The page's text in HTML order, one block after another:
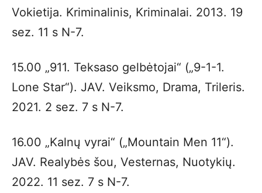
Vokietija. Kriminalinis, Kriminalai. 2013. 19
sez. 11 s N-7.
15.00 „911. Teksaso gelbėtojai“ („9-1-1.
Lone Star“). JAV. Veiksmo, Drama, Trileris.
2021. 2 sez. 7 s N-7.
16.00 „Kalnų vyrai“ („Mountain Men 11“).
JAV. Realybės šou, Vesternas, Nuotykių.
2022. 11 sez. 7 s N-7.